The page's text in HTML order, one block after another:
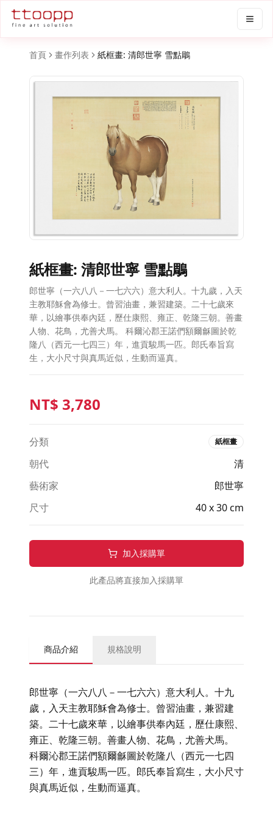
首頁 畫作列表 紙框畫: 清郎世寧 雪點鵰
紙框畫: 清郎世寧 雪點鵰
郎世寧（一六八八－一七六六）意大利人。十九歲，入天
主教耶穌會為修士。曾習油畫，兼習建築。二十七歲來
華，以繪事供奉內廷，歷仕康熙、雍正、乾隆三朝。善畫
人物、花鳥，尤善犬馬。 科爾沁郡王諾們額爾龢圖於乾
隆八（西元一七四三）年，進貢駿馬一匹。郎氏奉旨寫
生，大小尺寸與真馬近似，生動而逼真。
NT$ 3,780
分類 紙框畫
朝代
清
藝術家
郎世寧
尺寸
40 x 30 cm
加入採購單
此產品將直接加入採購單
商品介紹 規格說明
郎世寧（一六八八－一七六六）意大利人。十九
歲，入天主教耶穌會為修士。曾習油畫，兼習建
築。二十七歲來華，以繪事供奉內廷，歷仕康熙、
雍正、乾隆三朝。善畫人物、花鳥，尤善犬馬。
科爾沁郡王諾們額爾龢圖於乾隆八（西元一七四
三）年，進貢駿馬一匹。郎氏奉旨寫生，大小尺寸
與真馬近似，生動而逼真。